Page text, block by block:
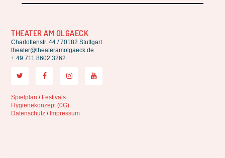
THEATER AM OLGAECK
Charlottenstr. 44 / 70182 Stuttgart
theater@theateramolgaeck.de
+ 49 711 8602 3262
Spielplan / Festivals
Hygienekonzept (0G)
Datenschutz / Impressum